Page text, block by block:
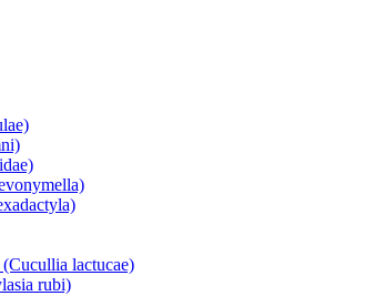
lactucae)
rubi)